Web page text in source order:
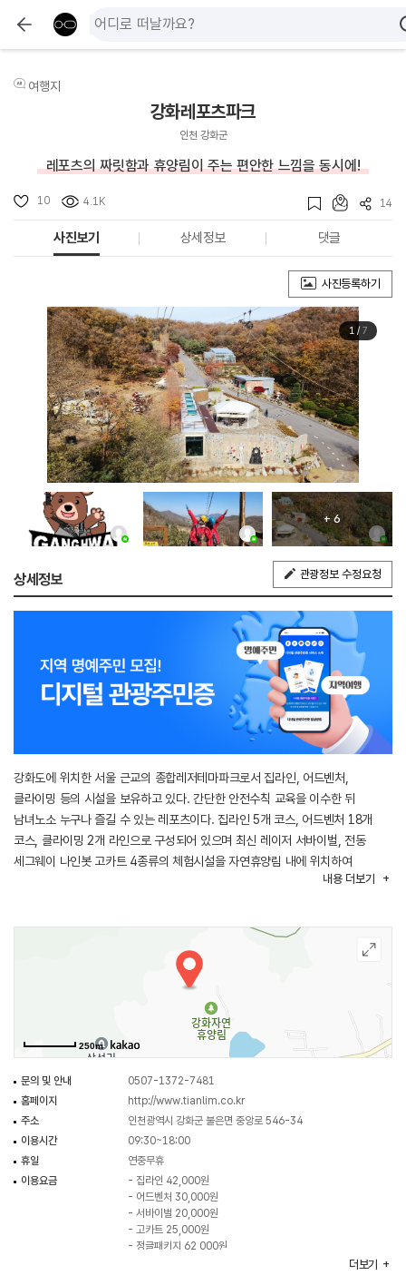
여행지
강화레포츠파크
인천 강화군
레포츠의 짜릿함과 휴양림이 주는 편안한 느낌을 동시에!
10 4.1K 14
사진보기 상세정보 댓글
사진등록하기
1/ 7
+ 6
상세정보 관광정보 수정요청
강화도에 위치한 서울 근교의 종합레저테마파크로서 집라인, 어드벤처,
클라이밍 등의 시설을 보유하고 있다. 간단한 안전수칙 교육을 이수한 뒤
남녀노소 누구나 즐길 수 있는 레포츠이다. 집라인 5개 코스, 어드벤처 18개
코스, 클라이밍 2개 라인으로 구성되어 있으며 최신 레이저 서바이벌, 전동
세그웨이 나인봇 고카트 4종류의 체험시설을 자연휴양림 내에 위치하여
레포츠의 짜릿함과 휴양림이 주는 편안한 느낌을 동시에 느낄 수 있다.
내용 더보기
250m
문의 및 안내
0507-1372-7481
홈페이지
http://www.tianlim.co.kr
주소
인천광역시 강화군 불은면 중앙로 546-34
이용시간
09:30~18:00
휴일
연중무휴
이용요금
- 집라인 42,000원
- 어드벤처 30,000원
- 서바이벌 20,000원
- 고카트 25,000원
- 정글패키지 62,000원
더보기